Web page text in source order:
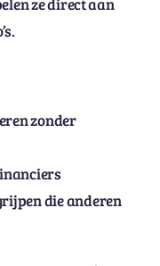
zonder
die anderen